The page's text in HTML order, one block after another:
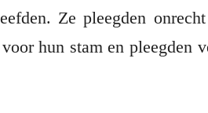
Ze pleegden
hun stam en pleegden